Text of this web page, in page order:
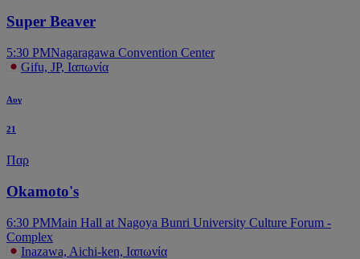
Super Beaver
5:30 PMNagaragawa Convention Center
Gifu, JP, Ιαπωνία
Αυγ
21
Παρ
Okamoto's
6:30 PMMain Hall at Nagoya Bunri University Culture Forum -
Complex
Inazawa, Aichi-ken, Ιαπωνία